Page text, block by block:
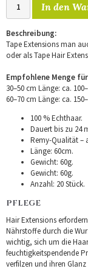
In den
Beschreibung:
Tape Extensions man
oder als Tape Hair
Empfohlene Menge
30–50 cm Länge: ca.
60–70 cm Länge: ca.
100 % Echthaar.
Dauert bis zu 24
Remy-Qualität –
Länge: 60cm.
Gewicht: 60g.
Gewicht: 60g.
Anzahl: 20 Stück.
PFLEGE
Hair Extensions
Nährstoffe durch die
wichtig, sich um die
feuchtigkeitspendende
verfilzen und ihren